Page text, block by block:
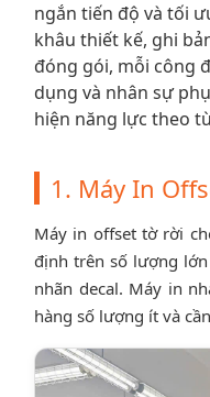
ngắn tiến độ và tối
khâu thiết kế, ghi
đóng gói, mỗi công
dụng và nhân sự
hiện năng lực theo
1. Máy In
Máy in offset tờ rời
định trên số lượng
nhãn decal. Máy in
hàng số lượng ít và